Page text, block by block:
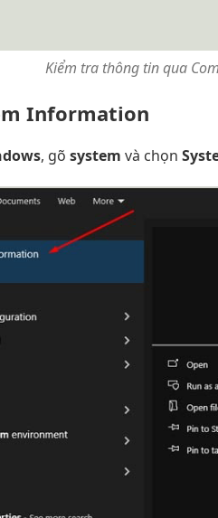
Kiểm tra thông tin qua
Information
, gõ system và chọn